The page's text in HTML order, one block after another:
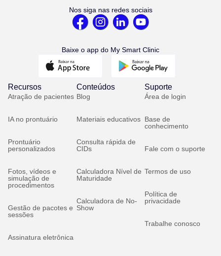
Nos siga nas redes sociais
Baixe o app do My Smart Clinic
Recursos
Atração de pacientes
IA no prontuário
Prontuário
personalizados
Fotos, vídeos e
simulação de
procedimentos
Gestão de pacotes e
sessões
Assinatura eletrônica
Conteúdos
Blog
Materiais educativos
Consulta rápida de
CIDs
Calculadora Nível de
Maturidade
Calculadora de No-
Show
Suporte
Área de login
Base de
conhecimento
Fale com o suporte
Termos de uso
Política de
privacidade
Trabalhe conosco